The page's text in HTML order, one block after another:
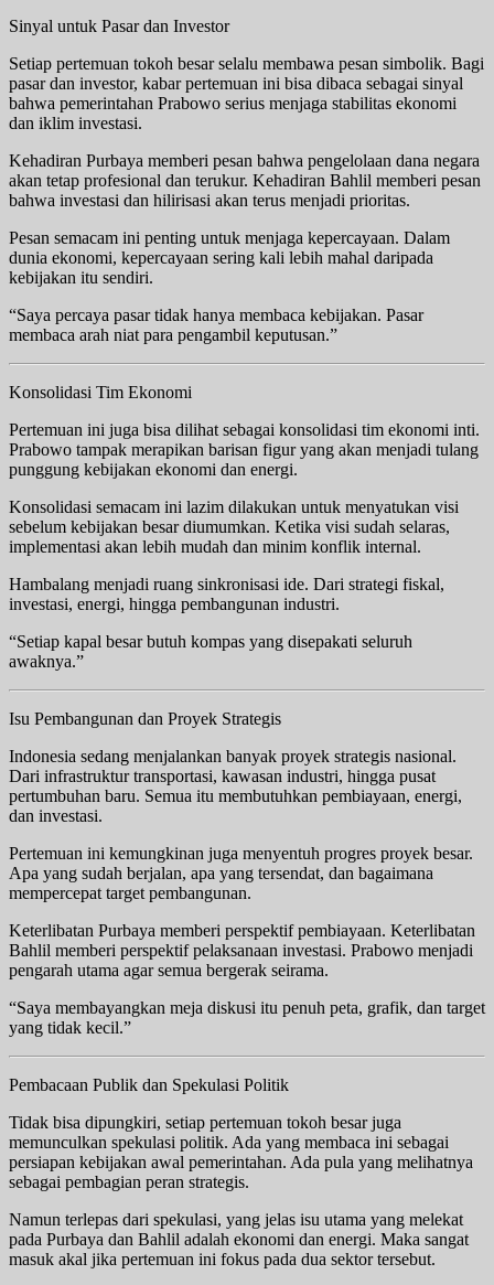
Sinyal untuk Pasar dan Investor
Setiap pertemuan tokoh besar selalu membawa pesan simbolik. Bagi
pasar dan investor, kabar pertemuan ini bisa dibaca sebagai sinyal
bahwa pemerintahan Prabowo serius menjaga stabilitas ekonomi
dan iklim investasi.
Kehadiran Purbaya memberi pesan bahwa pengelolaan dana negara
akan tetap profesional dan terukur. Kehadiran Bahlil memberi pesan
bahwa investasi dan hilirisasi akan terus menjadi prioritas.
Pesan semacam ini penting untuk menjaga kepercayaan. Dalam
dunia ekonomi, kepercayaan sering kali lebih mahal daripada
kebijakan itu sendiri.
“Saya percaya pasar tidak hanya membaca kebijakan. Pasar
membaca arah niat para pengambil keputusan.”
Konsolidasi Tim Ekonomi
Pertemuan ini juga bisa dilihat sebagai konsolidasi tim ekonomi inti.
Prabowo tampak merapikan barisan figur yang akan menjadi tulang
punggung kebijakan ekonomi dan energi.
Konsolidasi semacam ini lazim dilakukan untuk menyatukan visi
sebelum kebijakan besar diumumkan. Ketika visi sudah selaras,
implementasi akan lebih mudah dan minim konflik internal.
Hambalang menjadi ruang sinkronisasi ide. Dari strategi fiskal,
investasi, energi, hingga pembangunan industri.
“Setiap kapal besar butuh kompas yang disepakati seluruh
awaknya.”
Isu Pembangunan dan Proyek Strategis
Indonesia sedang menjalankan banyak proyek strategis nasional.
Dari infrastruktur transportasi, kawasan industri, hingga pusat
pertumbuhan baru. Semua itu membutuhkan pembiayaan, energi,
dan investasi.
Pertemuan ini kemungkinan juga menyentuh progres proyek besar.
Apa yang sudah berjalan, apa yang tersendat, dan bagaimana
mempercepat target pembangunan.
Keterlibatan Purbaya memberi perspektif pembiayaan. Keterlibatan
Bahlil memberi perspektif pelaksanaan investasi. Prabowo menjadi
pengarah utama agar semua bergerak seirama.
“Saya membayangkan meja diskusi itu penuh peta, grafik, dan target
yang tidak kecil.”
Pembacaan Publik dan Spekulasi Politik
Tidak bisa dipungkiri, setiap pertemuan tokoh besar juga
memunculkan spekulasi politik. Ada yang membaca ini sebagai
persiapan kebijakan awal pemerintahan. Ada pula yang melihatnya
sebagai pembagian peran strategis.
Namun terlepas dari spekulasi, yang jelas isu utama yang melekat
pada Purbaya dan Bahlil adalah ekonomi dan energi. Maka sangat
masuk akal jika pertemuan ini fokus pada dua sektor tersebut.